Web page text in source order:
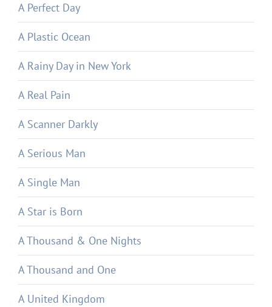
A Perfect Day
A Plastic Ocean
A Rainy Day in New York
A Real Pain
A Scanner Darkly
A Serious Man
A Single Man
A Star is Born
A Thousand & One Nights
A Thousand and One
A United Kingdom